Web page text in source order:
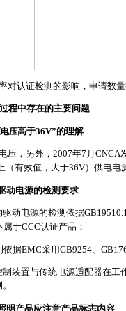
对认证检测的影响，申请数
程中存在的主要问题
电压高于36V”的理解
压，另外，2007年7月
有效值，大于36V）供电电
动电源的检测要求
驱动电源的检测依据
于CCC认证产品；
依据EMC采用GB9254、
制装置与传统电源适配器在
明产品应注意产品标志内容